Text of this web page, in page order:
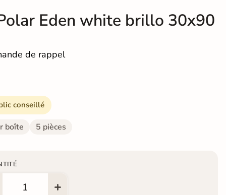
Eden white brillo 30x90
de rappel
conseillé
boîte 5 pièces